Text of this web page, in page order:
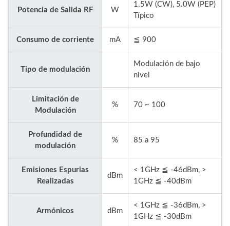
Potencia de Salida RF W
1.5W (CW), 5.0W (PEP)
Típico
Consumo de corriente mA ≦ 900
Tipo de modulación
Modulación de bajo
nivel
Limitación de
Modulación
% 70 ~ 100
Profundidad de
modulación
% 85 a 95
Emisiones Espurias
Realizadas
dBm
< 1GHz ≦ -46dBm, >
1GHz ≦ -40dBm
Armónicos dBm
< 1GHz ≦ -36dBm, >
1GHz ≦ -30dBm